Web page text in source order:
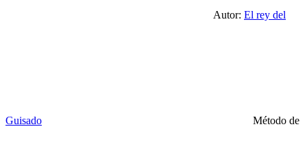
Autor: El rey del
Guisado Método de